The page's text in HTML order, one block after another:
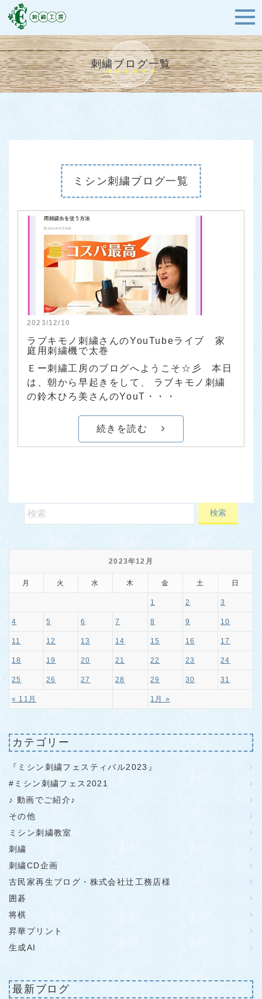
刺繍ブログ一覧
ミシン刺繍ブログ一覧
2023/12/10
ラブキモノ刺繍さんのYouTubeライブ 家
庭用刺繍機で太巻
Ｅー刺繍工房のブログへようこそ☆彡 本日
は、朝から早起きをして、 ラブキモノ刺繍
の鈴木ひろ美さんのYouT・・・
続きを読む
2023年12月
月 火 水 木 金 土 日
« 11月 1月 »
1 2 3
4 5 6 7 8 9 10
11 12 13 14 15 16 17
18 19 20 21 22 23 24
25 26 27 28 29 30 31
カテゴリー
『ミシン刺繍フェスティバル2023』
#ミシン刺繍フェス2021
♪ 動画でご紹介♪
その他
ミシン刺繍教室
刺繍
刺繍CD企画
古民家再生ブログ・株式会社辻工務店様
囲碁
将棋
昇華プリント
生成AI
最新ブログ